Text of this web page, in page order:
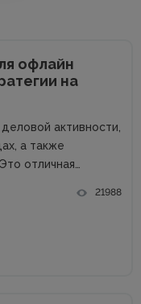
офлайн
на
активности,
а также
на данном рынке
21988